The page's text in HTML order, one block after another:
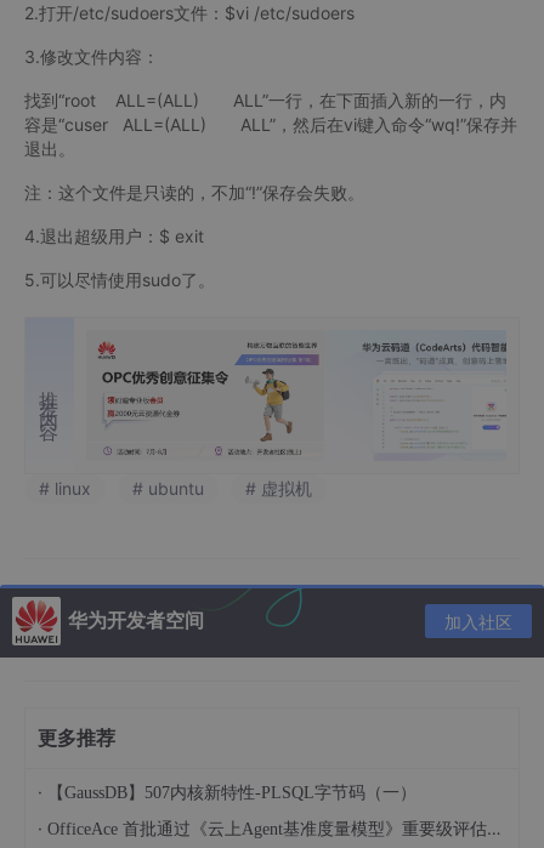
2.打开/etc/sudoers文件：$vi /etc/sudoers
3.修改文件内容：
找到“root ALL=(ALL) ALL”一行，在下面插入新的一行，内
容是“cuser ALL=(ALL) ALL”，然后在vi键入命令“wq!”保存并
退出。
注：这个文件是只读的，不加“!”保存会失败。
4.退出超级用户：$ exit
5.可以尽情使用sudo了。
推荐内容
# linux # ubuntu # 虚拟机
华为开发者空间 加入社区
更多推荐
· 【GaussDB】507内核新特性-PLSQL字节码（一）
· OfficeAce 首批通过《云上Agent基准度量模型》重要级评估，定义智能体可信新标杆